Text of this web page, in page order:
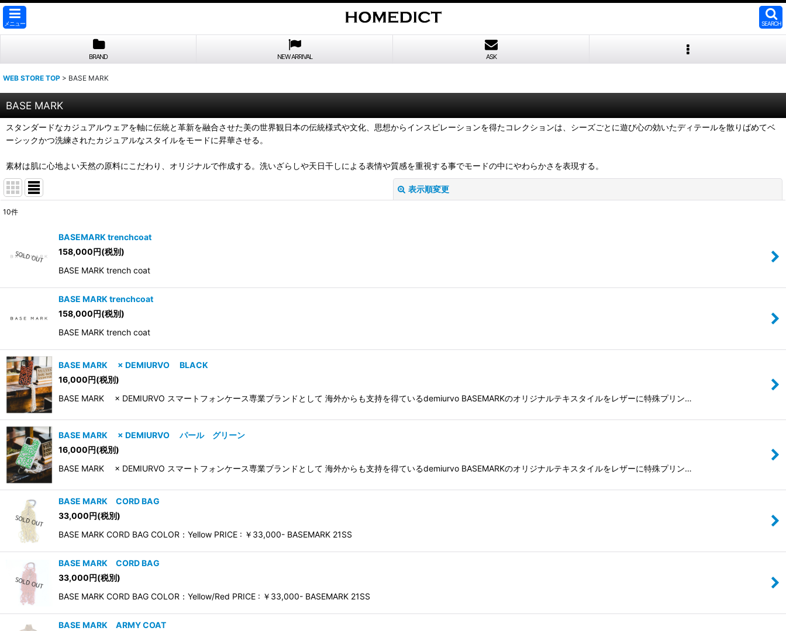
メニュー SEARCH
BRAND NEW ARRIVAL ASK
WEB STORE TOP > BASE MARK
BASE MARK
スタンダードなカジュアルウェアを軸に伝統と革新を融合させた美の世界観日本の伝統様式や文化、思想からインスピレーションを得たコレクションは、シーズごとに遊び心の効いたディテールを散りばめてベ
ーシックかつ洗練されたカジュアルなスタイルをモードに昇華させる。
素材は肌に心地よい天然の原料にこだわり、オリジナルで作成する。洗いざらしや天日干しによる表情や質感を重視する事でモードの中にやわらかさを表現する。
表示順変更
並び順:
絞り込む
10件
BASEMARK trenchcoat
158,000円(税別)
BASE MARK trench coat
BASE MARK trenchcoat
158,000円(税別)
BASE MARK trench coat
BASE MARK × DEMIURVO BLACK
16,000円(税別)
BASE MARK × DEMIURVO スマートフォンケース専業ブランドとして 海外からも支持を得ているdemiurvo BASEMARKのオリジナルテキスタイルをレザーに特殊プリン…
BASE MARK × DEMIURVO パール グリーン
16,000円(税別)
BASE MARK × DEMIURVO スマートフォンケース専業ブランドとして 海外からも支持を得ているdemiurvo BASEMARKのオリジナルテキスタイルをレザーに特殊プリン…
BASE MARK CORD BAG
33,000円(税別)
BASE MARK CORD BAG COLOR：Yellow PRICE : ￥33,000- BASEMARK 21SS
BASE MARK CORD BAG
33,000円(税別)
BASE MARK CORD BAG COLOR：Yellow/Red PRICE : ￥33,000- BASEMARK 21SS
BASE MARK ARMY COAT